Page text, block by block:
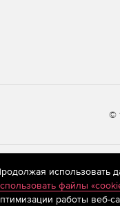
©
store.softline.ru
относящихся
использовать
файлы
работы веб-